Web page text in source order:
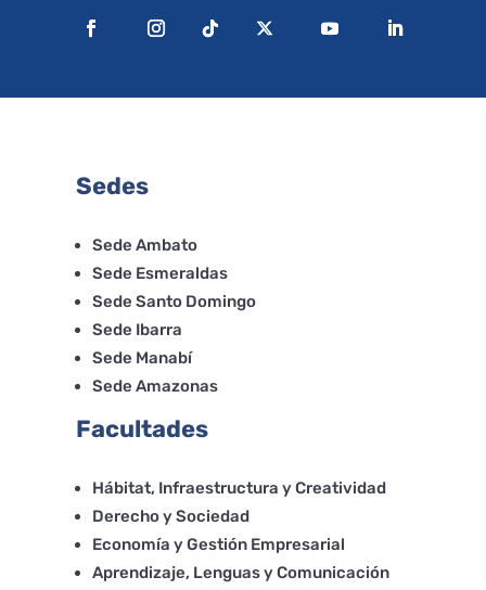
Sedes
Sede Ambato
Sede Esmeraldas
Sede Santo Domingo
Sede Ibarra
Sede Manabí
Sede Amazonas
Facultades
Hábitat, Infraestructura y Creatividad
Derecho y Sociedad
Economía y Gestión Empresarial
Aprendizaje, Lenguas y Comunicación